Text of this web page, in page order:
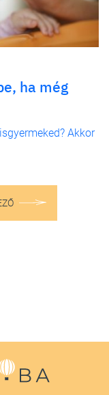
ha még
Akkor